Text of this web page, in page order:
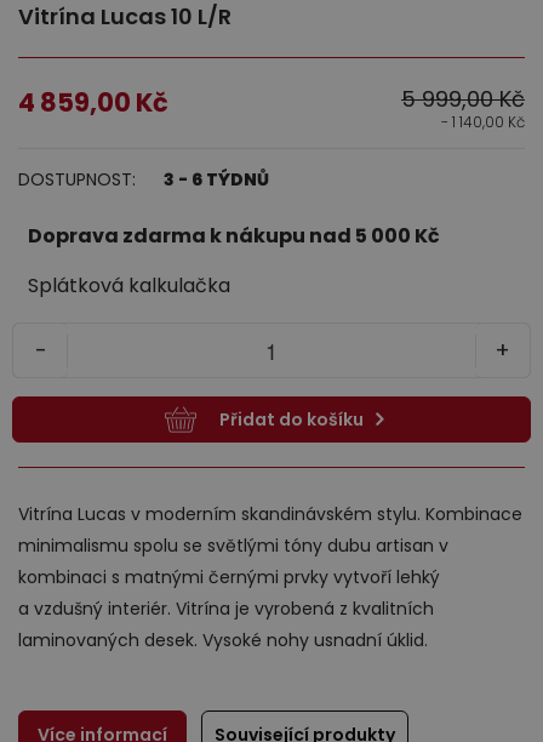
Jídelna
Předsíně
Vitrína Lucas 10 L/R
4 859,00 Kč 5 999,00Kč
- 1 140,00 Kč
DOSTUPNOST: 3 - 6 TÝDNŮ
Doprava zdarma k nákupu nad 5 000 Kč
Splátková kalkulačka
+
-
Přidat do košíku
Vitrína Lucas v moderním skandinávském stylu. Kombinace
minimalismu spolu se světlými tóny dubu artisan v
kombinaci s matnými černými prvky vytvoří lehký
a vzdušný interiér. Vitrína je vyrobená z kvalitních
laminovaných desek. Vysoké nohy usnadní úklid.
Více informací Související produkty